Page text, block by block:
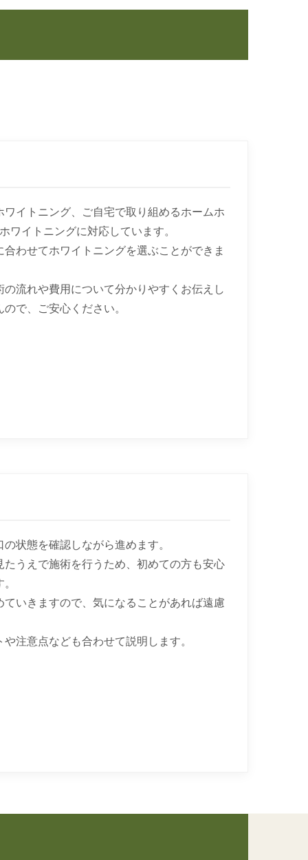
イトニング、ご自宅で取り組めるホームホ
ワイトニングに対応しています。
わせてホワイトニングを選ぶことができま
流れや費用について分かりやすくお伝えし
で、ご安心ください。
状態を確認しながら進めます。
うえで施術を行うため、初めての方も安心
いきますので、気になることがあれば遠慮
注意点なども合わせて説明します。